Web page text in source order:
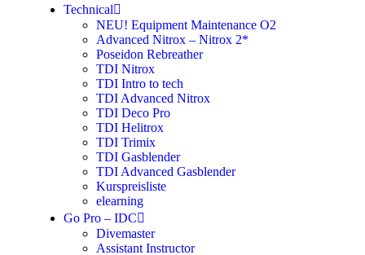
Technical
NEU! Equipment Maintenance O2
Advanced Nitrox – Nitrox 2*
Poseidon Rebreather
TDI Nitrox
TDI Intro to tech
TDI Advanced Nitrox
TDI Deco Pro
TDI Helitrox
TDI Trimix
TDI Gasblender
TDI Advanced Gasblender
Kurspreisliste
elearning
Go Pro – IDC
Divemaster
Assistant Instructor